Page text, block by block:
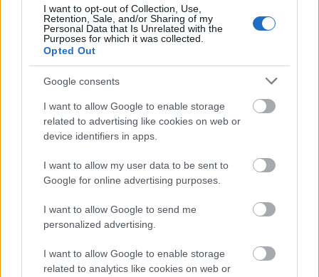
I want to opt-out of Collection, Use,
Retention, Sale, and/or Sharing of my
Personal Data that Is Unrelated with the
Purposes for which it was collected.
Opted Out
Google consents
I want to allow Google to enable storage
related to advertising like cookies on web or
device identifiers in apps.
I want to allow my user data to be sent to
Google for online advertising purposes.
I want to allow Google to send me
personalized advertising.
I want to allow Google to enable storage
related to analytics like cookies on web or
Ο αχαιός Νίκος Πολυδερόπουλος σε σπάνιες στιγμές με